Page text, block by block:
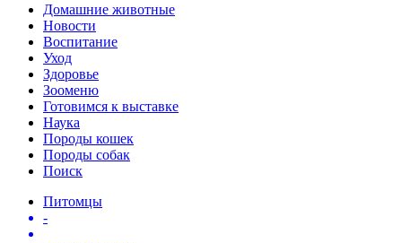
Домашние животные
Новости
Воспитание
Уход
Здоровье
Зооменю
Готовимся к выставке
Наука
Породы кошек
Породы собак
Поиск
Питомцы
-